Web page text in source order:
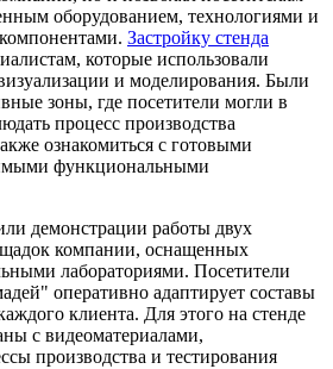
оборудованием, технологиями и
Застройку стенда
которые использовали
и моделирования. Были
зоны, где посетители могли в
процесс производства
ознакомиться с готовыми
функциональными
демонстрации работы двух
компании, оснащенных
лабораториями. Посетители
оперативно адаптирует составы
клиента. Для этого на стенде
с видеоматериалами,
производства и тестирования